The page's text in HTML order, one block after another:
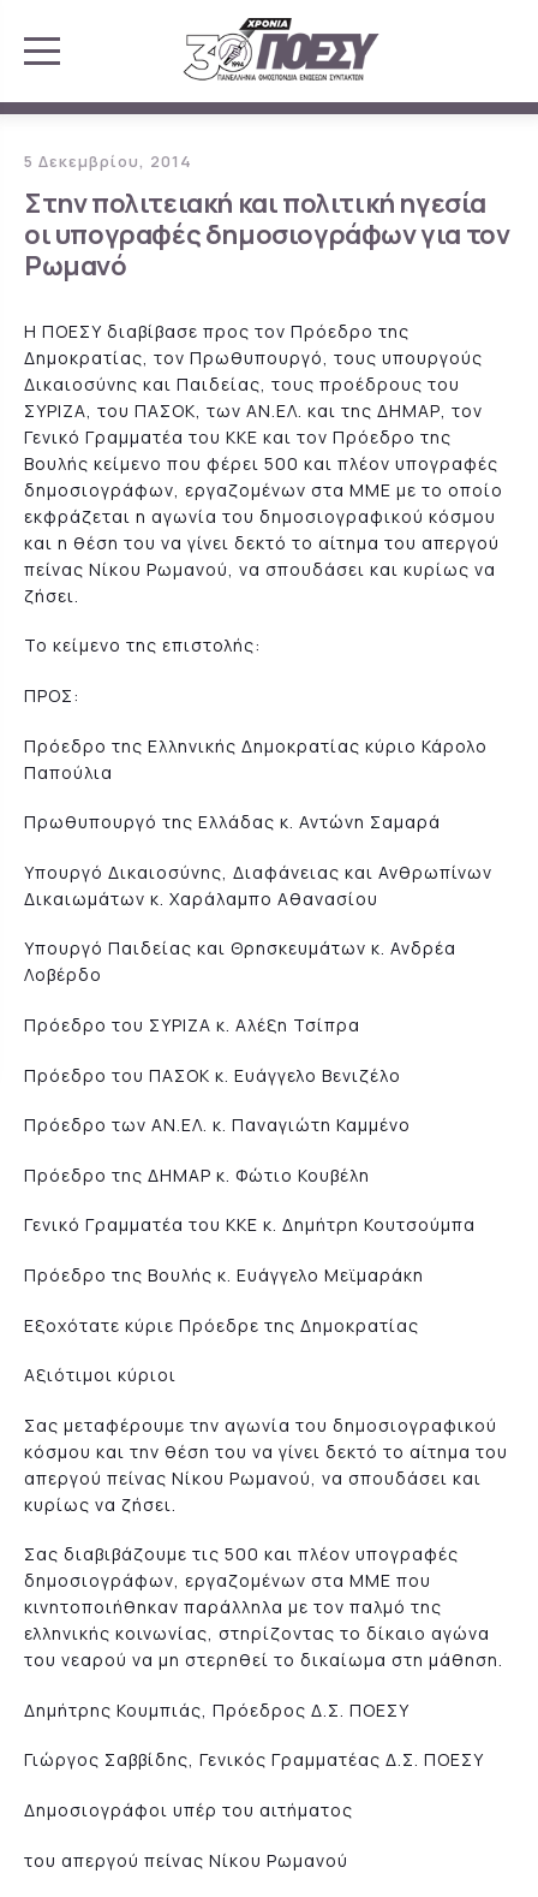
5 Δεκεμβρίου, 2014
Στην πολιτειακή και πολιτική ηγεσία
οι υπογραφές δημοσιογράφων για τον
Ρωμανό
Η ΠΟΕΣΥ διαβίβασε προς τον Πρόεδρο της
Δημοκρατίας, τον Πρωθυπουργό, τους υπουργούς
Δικαιοσύνης και Παιδείας, τους προέδρους του
ΣΥΡΙΖΑ, του ΠΑΣΟΚ, των ΑΝ.ΕΛ. και της ΔΗΜΑΡ, τον
Γενικό Γραμματέα του ΚΚΕ και τον Πρόεδρο της
Βουλής κείμενο που φέρει 500 και πλέον υπογραφές
δημοσιογράφων, εργαζομένων στα ΜΜΕ με το οποίο
εκφράζεται η αγωνία του δημοσιογραφικού κόσμου
και η θέση του να γίνει δεκτό το αίτημα του απεργού
πείνας Νίκου Ρωμανού, να σπουδάσει και κυρίως να
ζήσει.
Το κείμενο της επιστολής:
ΠΡΟΣ:
Πρόεδρο της Ελληνικής Δημοκρατίας κύριο Κάρολο
Παπούλια
Πρωθυπουργό της Ελλάδας κ. Αντώνη Σαμαρά
Υπουργό Δικαιοσύνης, Διαφάνειας και Ανθρωπίνων
Δικαιωμάτων κ. Χαράλαμπο Αθανασίου
Υπουργό Παιδείας και Θρησκευμάτων κ. Ανδρέα
Λοβέρδο
Πρόεδρο του ΣΥΡΙΖΑ κ. Αλέξη Τσίπρα
Πρόεδρο του ΠΑΣΟΚ κ. Ευάγγελο Βενιζέλο
Πρόεδρο των ΑΝ.ΕΛ. κ. Παναγιώτη Καμμένο
Πρόεδρο της ΔΗΜΑΡ κ. Φώτιο Κουβέλη
Γενικό Γραμματέα του ΚΚΕ κ. Δημήτρη Κουτσούμπα
Πρόεδρο της Βουλής κ. Ευάγγελο Μεϊμαράκη
Εξοχότατε κύριε Πρόεδρε της Δημοκρατίας
Αξιότιμοι κύριοι
Σας μεταφέρουμε την αγωνία του δημοσιογραφικού
κόσμου και την θέση του να γίνει δεκτό το αίτημα του
απεργού πείνας Νίκου Ρωμανού, να σπουδάσει και
κυρίως να ζήσει.
Σας διαβιβάζουμε τις 500 και πλέον υπογραφές
δημοσιογράφων, εργαζομένων στα ΜΜΕ που
κινητοποιήθηκαν παράλληλα με τον παλμό της
ελληνικής κοινωνίας, στηρίζοντας το δίκαιο αγώνα
του νεαρού να μη στερηθεί το δικαίωμα στη μάθηση.
Δημήτρης Κουμπιάς, Πρόεδρος Δ.Σ. ΠΟΕΣΥ
Γιώργος Σαββίδης, Γενικός Γραμματέας Δ.Σ. ΠΟΕΣΥ
Δημοσιογράφοι υπέρ του αιτήματος
του απεργού πείνας Νίκου Ρωμανού